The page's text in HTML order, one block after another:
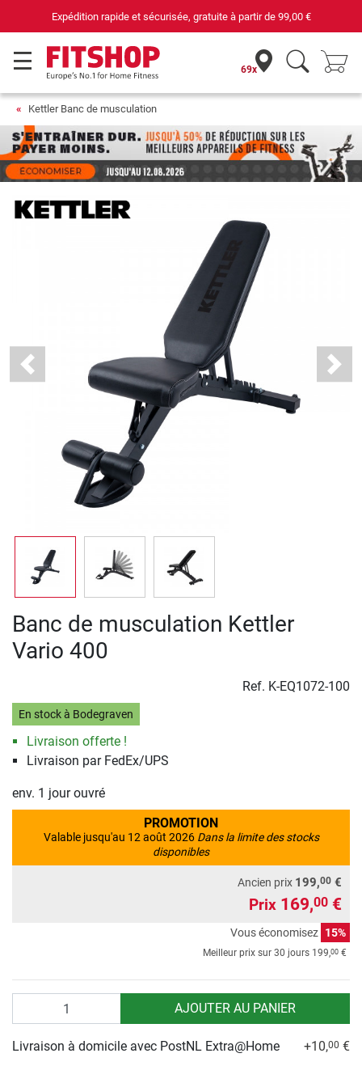
Expédition rapide et sécurisée, gratuite à partir de 99,00 €
69x
Kettler Banc de musculation
Previous Next
Banc de musculation Kettler
Vario 400
Ref. K-EQ1072-100
En stock à Bodegraven
Livraison offerte !
Livraison par FedEx/UPS
env. 1 jour ouvré
PROMOTION
Valable jusqu'au 12 août 2026 Dans la limite des stocks
disponibles
Ancien prix 199,00 €
Prix 169,00 €
Vous économisez 15%
Meilleur prix sur 30 jours 199,00 €
AJOUTER AU PANIER
Livraison à domicile avec PostNL Extra@Home +10,00 €